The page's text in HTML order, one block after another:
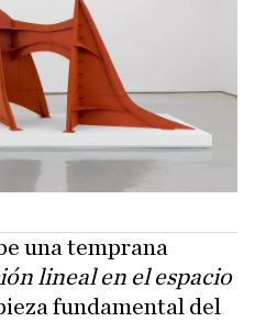
una temprana
lineal en el espacio
fundamental del